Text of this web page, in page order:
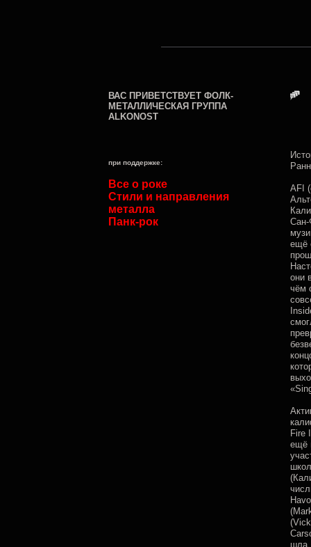
ВАС ПРИВЕТСТВУЕТ ФОЛК-
МЕТАЛЛИЧЕСКАЯ ГРУППА
ALKONOST
при поддержке:
Все о роке
Стили и направления
металла
Панк-рок
AFI
Сан-
ещё
они
чём
Fire
ещё
шла,